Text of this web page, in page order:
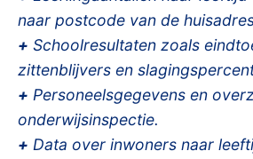
naar postcode van de
+ Schoolresultaten zoals
zittenblijvers en
+ Personeelsgegevens en
onderwijsinspectie.
+ Data over inwoners naar